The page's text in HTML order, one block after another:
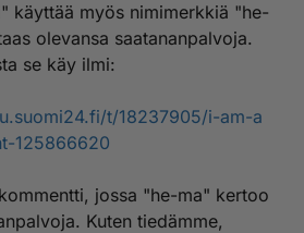
saastuttamattomalla pyhällä
apostolinkyytiä parempaa kyytiä
hippiletti liehuen nostaa sormensa
käyttää myös nimimerkkiä "he-
olevansa saatananpalvoja.
se käy ilmi:
t/18237905/i-am-a
125866620
jossa "he-ma" kertoo
Kuten tiedämme,